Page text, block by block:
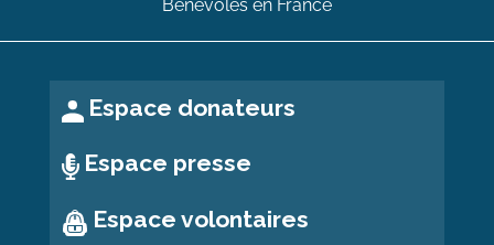
Bénévoles en France
Espace donateurs
Espace presse
Espace volontaires